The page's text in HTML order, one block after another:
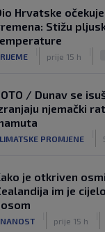
Hrvatske
Stižu
prije 15 h
/ Dunav se
njemački
PROMJENE
je otkriven
im je
prije 15 h